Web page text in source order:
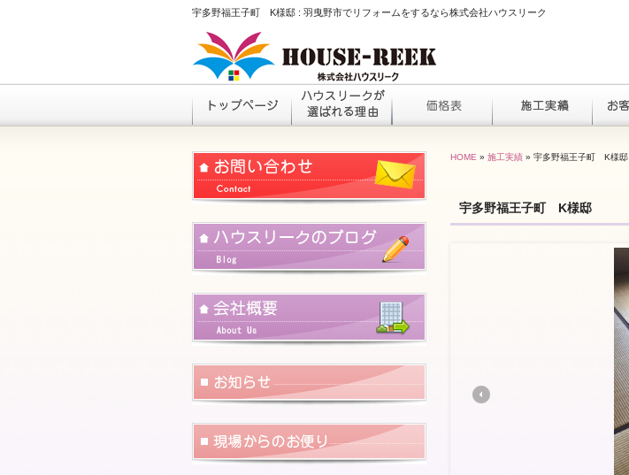
宇多野福王子町 K様邸 : 羽曳野市でリフォームをするなら株式会社ハウスリーク
HOME » 施工実績 » 宇多野福王子町 K様邸
宇多野福王子町 K様邸